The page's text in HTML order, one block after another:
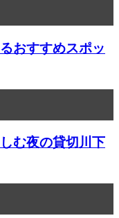
おすすめスポッ
む夜の貸切川下